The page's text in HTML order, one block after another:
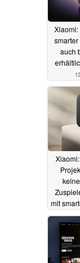
Xiaomi:
auch
mit